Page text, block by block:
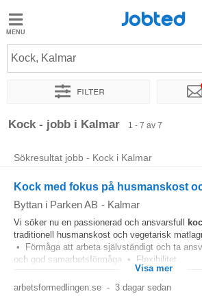
Jobted
Jobb
Jobted
Kock, Kalmar
Filter
Sortera efter Exakt plats Företag
Kock - jobb i Kalmar 1 - 7 av 7
Sökresultat jobb - Kock i Kalmar
Kock med fokus på husmanskost
Byttan i Parken AB - Kalmar
Vi söker nu en passionerad och ansvarsfull
traditionell husmanskost och vegetarisk
• Förmåga att arbeta självständigt och ta
och god samarbetsförmåga • Flexibilitet...
Visa mer
arbetsformedlingen.se - 3 dagar sedan